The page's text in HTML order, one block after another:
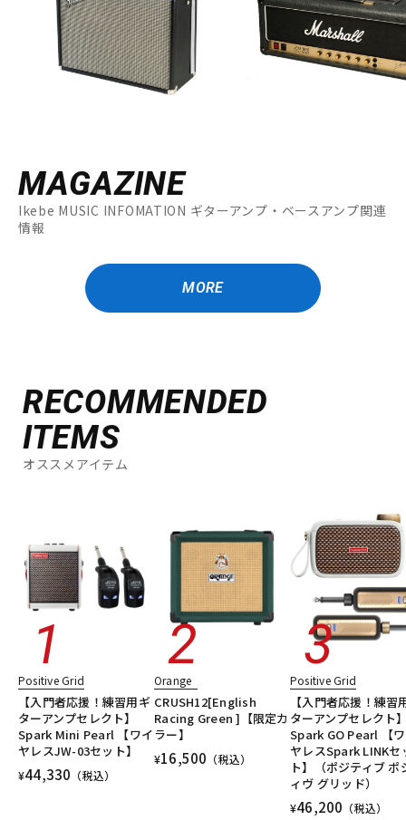
MAGAZINE
Ikebe MUSIC INFOMATION ギターアンプ・ベースアンプ関連
情報
MORE
RECOMMENDED
ITEMS
オススメアイテム
Positive Grid
【入門者応援！練習用ギ
ターアンプセレクト】
Spark Mini Pearl 【ワイ
ヤレスJW-03セット】
¥44,330 （税込）
Orange
CRUSH12[English
Racing Green ]【限定カ
ラー】
¥16,500 （税込）
Positive Grid
【入門者応援！練習
ターアンプセレクト
Spark GO Pearl 【
ヤレスSpark LINKセ
ト】（ポジティブ ポ
ィヴ グリッド）
¥46,200 （税込）